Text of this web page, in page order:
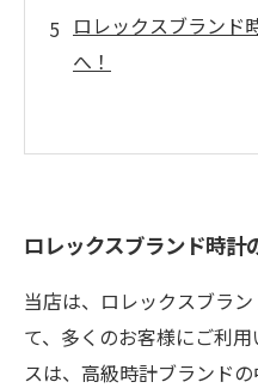
ロレックスブランド
へ！
ロレックスブランド時計
当店は、ロレックスブラ
て、多くのお客様にご利
スは、高級時計ブランド